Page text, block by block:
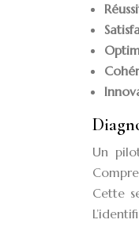
Un
Cette